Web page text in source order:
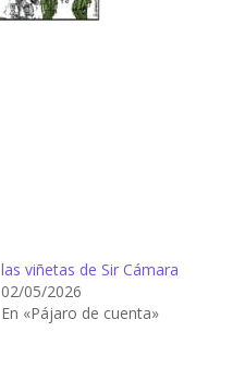
las viñetas de Sir Cámara
02/05/2026
En «Pájaro de cuenta»